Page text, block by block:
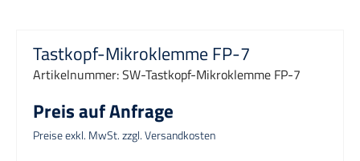
Tastkopf-Mikroklemme FP-7
Artikelnummer:SW-Tastkopf-Mikroklemme FP-7
Preis auf Anfrage
Preise exkl. MwSt. zzgl. Versandkosten